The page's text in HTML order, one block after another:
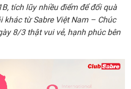
tích lũy nhiều điểm để đổi quà
từ Sabre Việt Nam – Chúc
8/3 thật vui vẻ, hạnh phúc bên